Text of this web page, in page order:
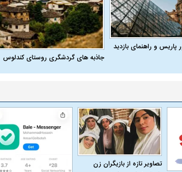
پاریس و راهنمای بازدید
جاذبه های گردشگری روستای کندلوس
تصاویر تازه از بازیگران زن
محرم در فرهنگ
عزاداری ماه محرم در دوران قاجار چگونه
انجام می‌شد؟
حمله به کویت با
ببینید| نظر متفاوت سینا حجازی درباره
گوگوش خبرساز شد